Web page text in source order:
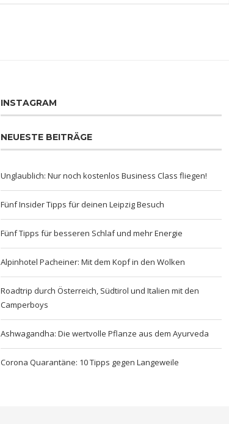
INSTAGRAM
NEUESTE BEITRÄGE
Unglaublich: Nur noch kostenlos Business Class fliegen!
Fünf Insider Tipps für deinen Leipzig Besuch
Fünf Tipps für besseren Schlaf und mehr Energie
Alpinhotel Pacheiner: Mit dem Kopf in den Wolken
Roadtrip durch Österreich, Südtirol und Italien mit den
Camperboys
Ashwagandha: Die wertvolle Pflanze aus dem Ayurveda
Corona Quarantäne: 10 Tipps gegen Langeweile